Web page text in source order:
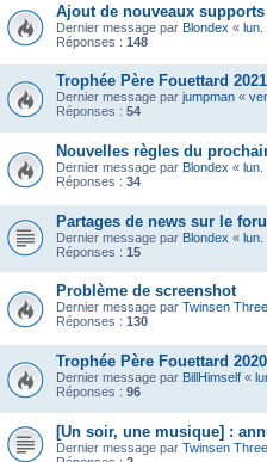
Ajout de nouveaux supports
Dernier message par Blondex « lun.
Réponses : 148
Trophée Père Fouettard 2021
Dernier message par jumpman «
Réponses : 54
Nouvelles règles du
Dernier message par Blondex « lun.
Réponses : 34
Partages de news sur le
Dernier message par Blondex « lun.
Réponses : 15
Problème de screenshot
Dernier message par Twinsen
Réponses : 130
Trophée Père Fouettard 2020
Dernier message par BillHimself «
Réponses : 96
[Un soir, une musique] :
Dernier message par Twinsen